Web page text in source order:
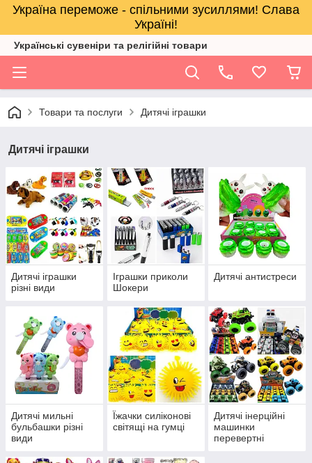
Україна переможе - спільними зусиллями! Слава
Україні!
Українські сувеніри та релігійнi товари
Товари та послуги Дитячі іграшки
Дитячі іграшки
Дитячі іграшки
різні види
Іграшки приколи
Шокери
Дитячі антистреси
Дитячі мильні
бульбашки різні
види
Їжачки силіконові
світящі на гумці
Дитячі інерційні
машинки
перевертні